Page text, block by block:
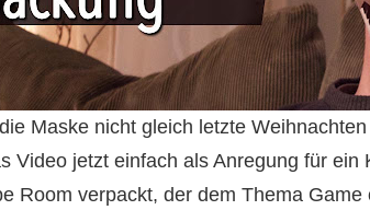
Maske nicht gleich letzte
Video jetzt einfach als Anregung für ein
Room verpackt, der dem Thema